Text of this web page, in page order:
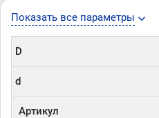
Показать все параметры
D
d
Артикул